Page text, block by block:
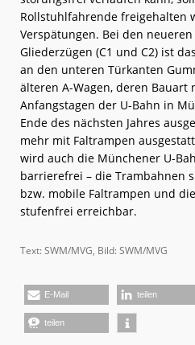
Rollstuhlfahrende freigehalten
Verspätungen. Bei den
Gliederzügen (C1 und C2) ist
an den unteren Türkanten
älteren A-Wagen, deren Bauart
Anfangstagen der U-Bahn in
Ende des nächsten Jahres
mehr mit Faltrampen
wird auch die Münchener U-
barrierefrei – die Trambahnen
bzw. mobile Faltrampen und
stufenfrei erreichbar.
Text: SWM/MVG, Bild: SWM/MVG
E-Mail teilen
teilen